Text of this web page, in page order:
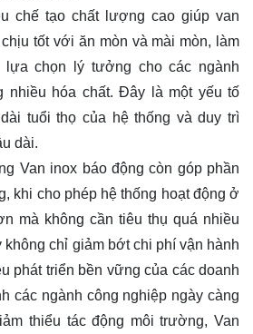
chế tạo chất lượng cao giúp van
tốt với ăn mòn và mài mòn, làm
lựa chọn lý tưởng cho các ngành
nhiều hóa chất. Đây là một yếu tố
tuổi thọ của hệ thống và duy trì
dài.
Van inox báo động còn góp phần
khi cho phép hệ thống hoạt động ở
mà không cần tiêu thụ quá nhiều
chỉ giảm bớt chi phí vận hành
phát triển bền vững của các doanh
các ngành công nghiệp ngày càng
thiểu tác động môi trường, Van